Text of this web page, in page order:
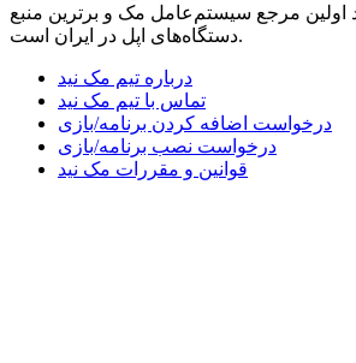
مرجع سیستم‌عامل مک و برترین منبع
دستگاه‌های اپل در ایران است.
درباره تیم مک نید
تماس با تیم مک نید
درخواست اضافه کردن برنامه/بازی
درخواست نصب برنامه/بازی
قوانین و مقررات مک نید